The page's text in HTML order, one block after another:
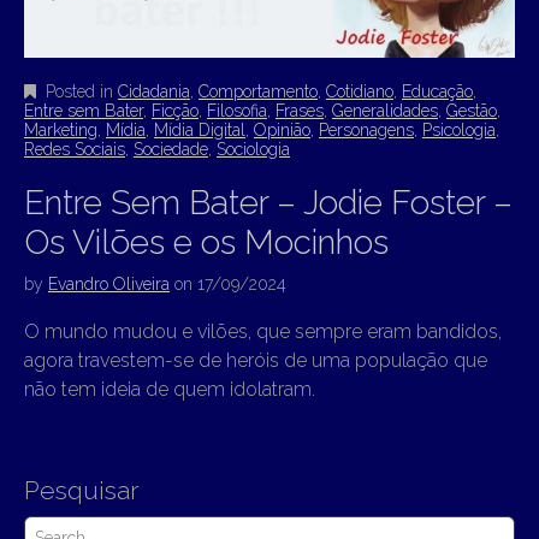
Posted in Cidadania, Comportamento, Cotidiano, Educação,
Entre sem Bater, Ficção, Filosofia, Frases, Generalidades, Gestão,
Marketing, Mídia, Mídia Digital, Opinião, Personagens, Psicologia,
Redes Sociais, Sociedade, Sociologia
Entre Sem Bater – Jodie Foster –
Os Vilões e os Mocinhos
by Evandro Oliveira on 17/09/2024
O mundo mudou e vilões, que sempre eram bandidos,
agora travestem-se de heróis de uma população que
não tem ideia de quem idolatram.
Pesquisar
S